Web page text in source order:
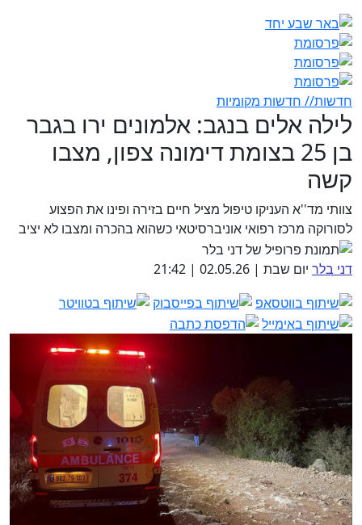
חדשות// חדשות מקומיות
לילה אלים בנגב: אלמונים ירו בגבר
בן 25 בצומת דימונה צפון, מצבו
קשה
צוותי מד''א העניקו טיפול מציל חיים בזירה ופינו את הפצוע
לסורוקה מרכז רפואי אוניברסיטאי כשהוא בהכרה ומצבו לא יציב
דני בלר יום שבת | 02.05.26 | 21:42